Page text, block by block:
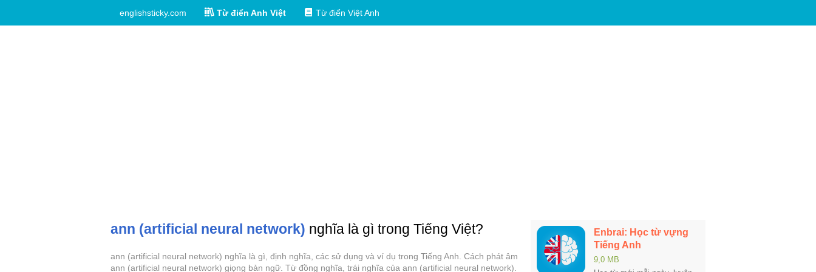
englishsticky.com Từ điển Anh Việt Từ điển Việt Anh
ann (artificial neural network) nghĩa là gì trong Tiếng Việt?
ann (artificial neural network) nghĩa là gì, định nghĩa, các sử dụng và ví dụ trong Tiếng Anh. Cách phát âm
ann (artificial neural network) giọng bản ngữ. Từ đồng nghĩa, trái nghĩa của ann (artificial neural network).
Enbrai: Học từ vựng
Tiếng Anh
9,0 MB